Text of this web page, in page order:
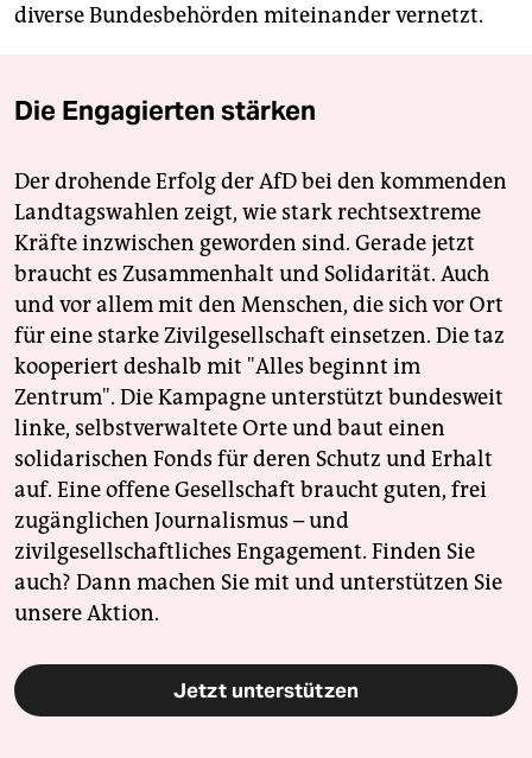
diverse Bundesbehörden miteinander vernetzt.
Die Engagierten stärken
Der drohende Erfolg der AfD bei den kommenden
Landtagswahlen zeigt, wie stark rechtsextreme
Kräfte inzwischen geworden sind. Gerade jetzt
braucht es Zusammenhalt und Solidarität. Auch
und vor allem mit den Menschen, die sich vor Ort
für eine starke Zivilgesellschaft einsetzen. Die taz
kooperiert deshalb mit "Alles beginnt im
Zentrum". Die Kampagne unterstützt bundesweit
linke, selbstverwaltete Orte und baut einen
solidarischen Fonds für deren Schutz und Erhalt
auf. Eine offene Gesellschaft braucht guten, frei
zugänglichen Journalismus – und
zivilgesellschaftliches Engagement. Finden Sie
auch? Dann machen Sie mit und unterstützen Sie
unsere Aktion.
Jetzt unterstützen